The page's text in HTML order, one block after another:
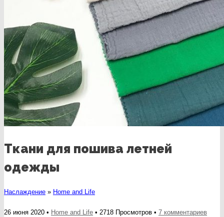
Ткани для пошива летней
одежды
Наслаждение » Home and Life
26 июня 2020 • Home and Life • 2718 Просмотров • 7 комментариевк